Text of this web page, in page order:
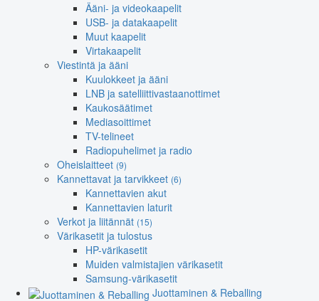
Ääni- ja videokaapelit
USB- ja datakaapelit
Muut kaapelit
Virtakaapelit
Viestintä ja ääni
Kuulokkeet ja ääni
LNB ja satelliittivastaanottimet
Kaukosäätimet
Mediasoittimet
TV-telineet
Radiopuhelimet ja radio
Oheislaitteet (9)
Kannettavat ja tarvikkeet (6)
Kannettavien akut
Kannettavien laturit
Verkot ja liitännät (15)
Värikasetit ja tulostus
HP-värikasetit
Muiden valmistajien värikasetit
Samsung-värikasetit
Juottaminen & Reballing